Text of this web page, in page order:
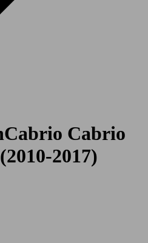
Cabrio
2017)